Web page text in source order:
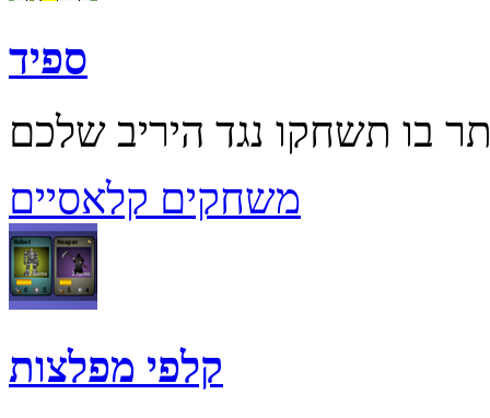
ספיד
משחקים קלאסיים
קלפי מפלצות